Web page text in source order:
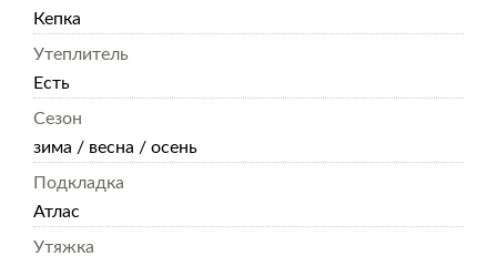
Кепка
Утеплитель
Есть
Сезон
зима / весна / осень
Подкладка
Атлас
Утяжка